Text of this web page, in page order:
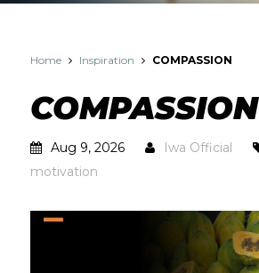
Home Inspiration COMPASSION
COMPASSION
Aug 9, 2026 Iwa Official
motivation